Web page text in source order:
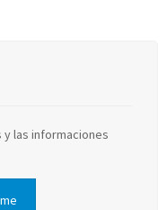
las informaciones